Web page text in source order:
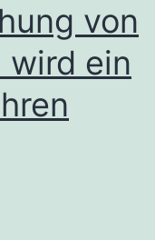
von
wird ein